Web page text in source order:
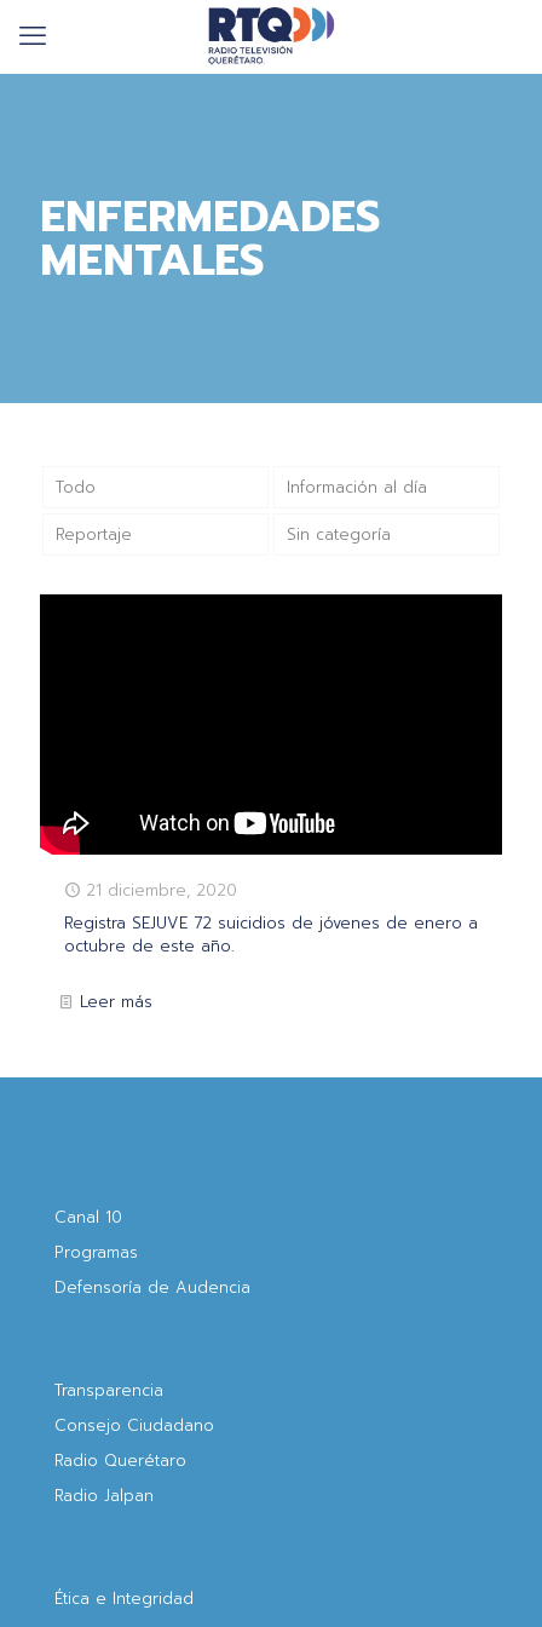
ENFERMEDADES
MENTALES
Todo Información al día
Reportaje Sin categoría
21 diciembre, 2020
Registra SEJUVE 72 suicidios de jóvenes de enero a
octubre de este año.
Leer más
Canal 10
Programas
Defensoría de Audencia
Transparencia
Consejo Ciudadano
Radio Querétaro
Radio Jalpan
Ética e Integridad